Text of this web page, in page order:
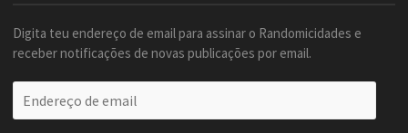
Digita teu endereço de email para assinar o Randomicidades e
receber notificações de novas publicações por email.
de